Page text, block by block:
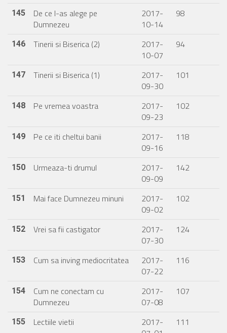
145
De ce l-as alege pe
Dumnezeu
2017-
10-14
98
146 Tinerii si Biserica (2)
2017-
10-07
94
147 Tinerii si Biserica (1)
2017-
09-30
101
148 Pe vremea voastra
2017-
09-23
102
149 Pe ce iti cheltui banii
2017-
09-16
118
150 Urmeaza-ti drumul
2017-
09-09
142
151 Mai face Dumnezeu minuni
2017-
09-02
102
152 Vrei sa fii castigator
2017-
07-30
124
153 Cum sa inving mediocritatea
2017-
07-22
116
154
Cum ne conectam cu
Dumnezeu
2017-
07-08
107
155 Lectiile vietii
2017-
111